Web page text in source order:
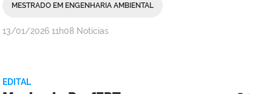
MESTRADO EM ENGENHARIA AMBIENTAL
por
Reitoria
publicado
13/01/2026 11h08 Notícias
EDITAL